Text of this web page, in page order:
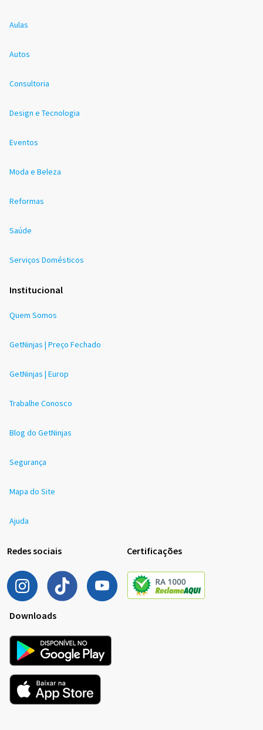
Aulas
Autos
Consultoria
Design e Tecnologia
Eventos
Moda e Beleza
Reformas
Saúde
Serviços Domésticos
Institucional
Quem Somos
GetNinjas | Preço Fechado
GetNinjas | Europ
Trabalhe Conosco
Blog do GetNinjas
Segurança
Mapa do Site
Ajuda
Redes sociais Certificações
Downloads